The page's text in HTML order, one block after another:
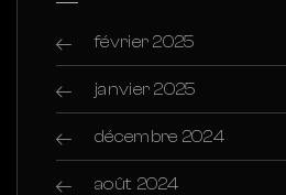
février 2025
janvier 2025
décembre 2024
août 2024